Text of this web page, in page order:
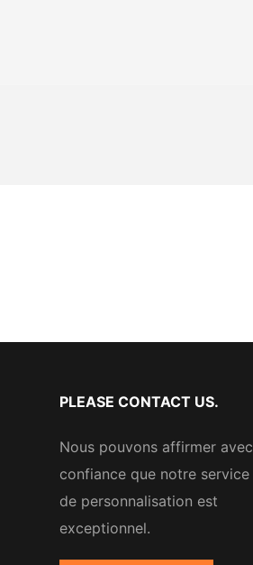
PLEASE CONTACT US.
Nous pouvons affirmer avec
confiance que notre service
de personnalisation est
exceptionnel.